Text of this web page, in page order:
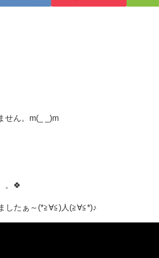
せん。m(_ _)m
。🍀
したぁ～(*≧∀≦)人(≧∀≦*)♪